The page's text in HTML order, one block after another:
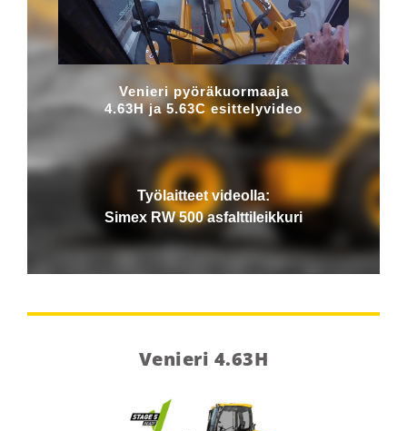
Venieri pyöräkuormaaja
4.63H ja 5.63C esittelyvideo
Työlaitteet videolla:
Simex RW 500 asfalttileikkuri
Venieri 4.63H